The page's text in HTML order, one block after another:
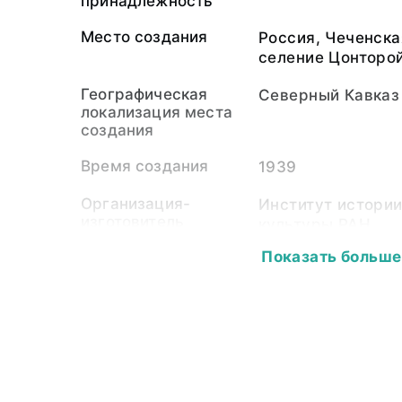
Место создания
Россия,
селение
Географическая
локализация места
создания
Северный Кавказ
Время создания 1939
Организация-
Институт
Северо-
Показать больше